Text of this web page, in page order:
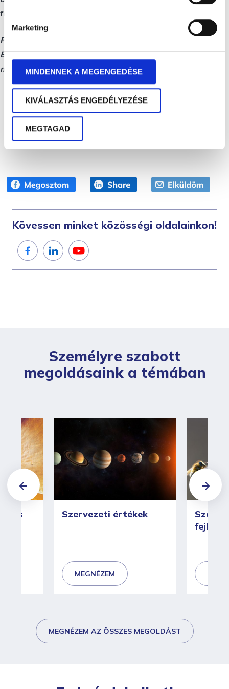
Marketing
MINDENNEK A MEGENGEDÉSE
KIVÁLASZTÁS ENGEDÉLYEZÉSE
MEGTAGAD
fontosság éreztetése és a figyelem is része.
Podcastunkat Nádasné Burnyoczki Judittal, Ráskó
Eszterrel és Pintér Tamással ide kattintva hallgathatja
meg:
Kövessen minket közösségi oldalainkon!
Személyre szabott
megoldásaink a témában
Szervezeti értékek
MEGNÉZEM
MEGNÉZEM AZ ÖSSZES MEGOLDÁST